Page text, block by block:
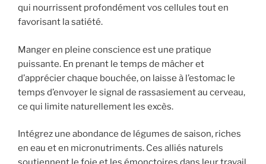
qui nourrissent profondément vos cellules tout en
favorisant la satiété.
Manger en pleine conscience est une pratique
puissante. En prenant le temps de mâcher et
d’apprécier chaque bouchée, on laisse à l’estomac le
temps d’envoyer le signal de rassasiement au cerveau,
ce qui limite naturellement les excès.
Intégrez une abondance de légumes de saison, riches
en eau et en micronutriments. Ces alliés naturels